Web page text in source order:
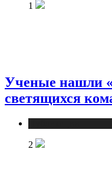
1
Ученые нашли
светящихся
2